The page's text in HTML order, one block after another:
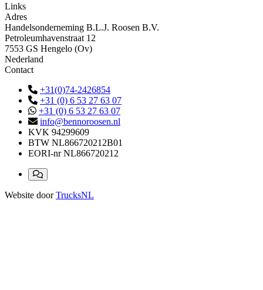
Links
Adres
Handelsonderneming B.L.J. Roosen B.V.
Petroleumhavenstraat 12
7553 GS Hengelo (Ov)
Nederland
Contact
+31(0)74-2426854
+31 (0) 6 53 27 63 07
+31 (0) 6 53 27 63 07
info@bennoroosen.nl
KVK 94299609
BTW NL866720212B01
EORI-nrNL866720212
Website door TrucksNL